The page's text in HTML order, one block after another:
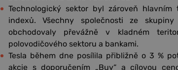
Technologický sektor byl zároveň
indexů. Všechny společnosti ze
obchodovaly převážně v kladném
polovodičového sektoru a bankami.
Tesla během dne posílila přibližně o 3 %
akcie s doporučením „Buy“ a cílovou